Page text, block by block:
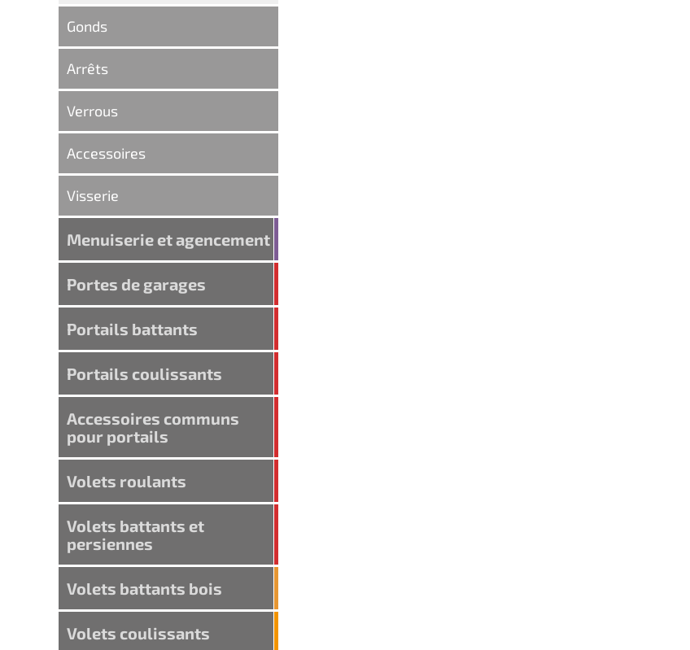
Gonds
Arrêts
Verrous
Accessoires
Visserie
Menuiserie et agencement
Portes de garages
Portails battants
Portails coulissants
Accessoires communs
pour portails
Volets roulants
Volets battants et
persiennes
Volets battants bois
Volets coulissants